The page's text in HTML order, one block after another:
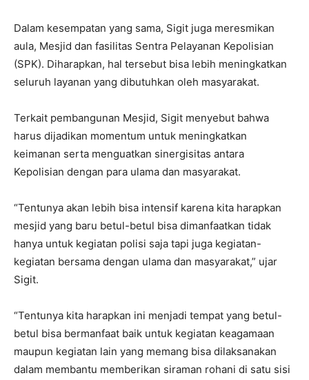
Dalam kesempatan yang sama, Sigit juga meresmikan
aula, Mesjid dan fasilitas Sentra Pelayanan Kepolisian
(SPK). Diharapkan, hal tersebut bisa lebih meningkatkan
seluruh layanan yang dibutuhkan oleh masyarakat.
Terkait pembangunan Mesjid, Sigit menyebut bahwa
harus dijadikan momentum untuk meningkatkan
keimanan serta menguatkan sinergisitas antara
Kepolisian dengan para ulama dan masyarakat.
“Tentunya akan lebih bisa intensif karena kita harapkan
mesjid yang baru betul-betul bisa dimanfaatkan tidak
hanya untuk kegiatan polisi saja tapi juga kegiatan-
kegiatan bersama dengan ulama dan masyarakat,” ujar
Sigit.
“Tentunya kita harapkan ini menjadi tempat yang betul-
betul bisa bermanfaat baik untuk kegiatan keagamaan
maupun kegiatan lain yang memang bisa dilaksanakan
dalam membantu memberikan siraman rohani di satu sisi